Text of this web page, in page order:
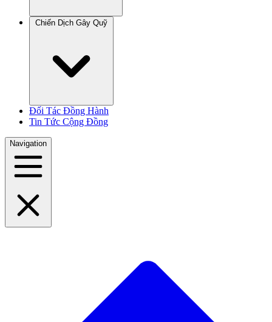
Chiến Dịch Gây Quỹ
Đối Tác Đồng Hành
Tin Tức Cộng Đồng
Navigation